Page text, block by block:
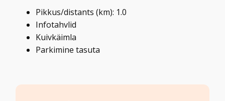
Pikkus/distants (km): 1.0
Infotahvlid
Kuivkäimla
Parkimine tasuta